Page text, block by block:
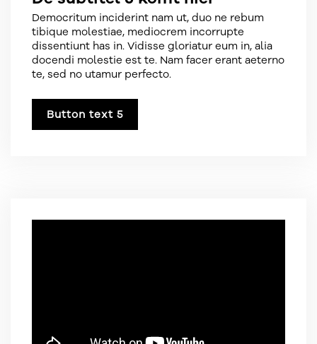
Democritum inciderint nam ut, duo ne rebum
tibique molestiae, mediocrem incorrupte
dissentiunt has in. Vidisse gloriatur eum in, alia
docendi molestie est te. Nam facer erant aeterno
te, sed no utamur perfecto.
Button text 5